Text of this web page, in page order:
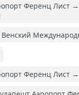
Ференц Лист →
Ференц Лист